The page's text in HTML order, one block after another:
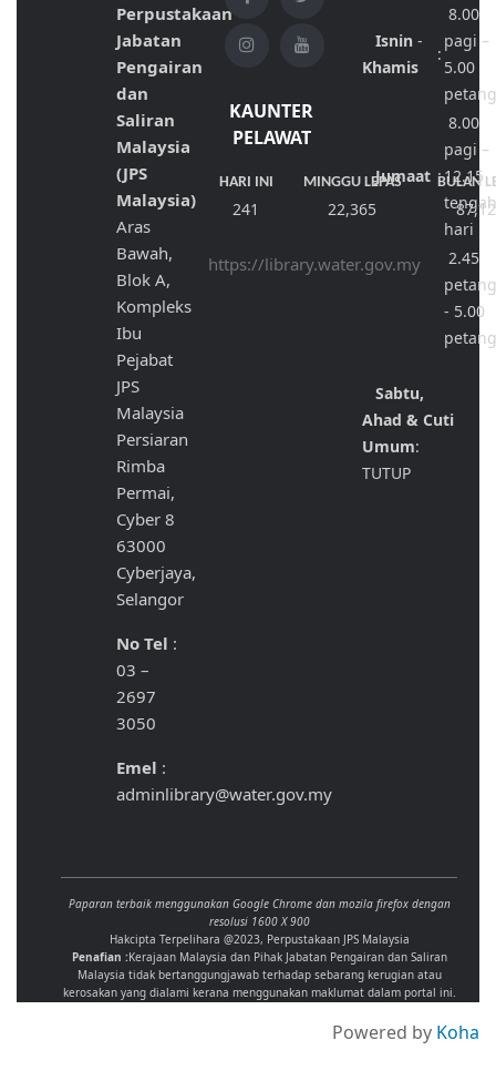
Perpustakaan
Jabatan
Pengairan
dan
Saliran
Malaysia
(JPS
Malaysia)
Aras
Bawah,
Blok A,
Kompleks
Ibu
Pejabat
JPS
Malaysia
Persiaran
Rimba
Permai,
Cyber 8
63000
Cyberjaya,
Selangor
No Tel :
03 –
2697
3050
Emel :
adminlibrary@water.gov.my
KAUNTER
PELAWAT
HARI INI MINGGU LEPAS BULAN
241 22,365
https://library.water.gov.my
Isnin-
Khamis
:
8.00
pagi –
5.00
Jumaat :
8.00
pagi –
12.15
hari
2.45
- 5.00
Sabtu,
Ahad & Cuti
Umum:
TUTUP
Paparan terbaik menggunakan Google Chrome dan mozila firefox dengan
resolusi 1600 X 900
Hakcipta Terpelihara @2023, Perpustakaan JPS Malaysia
Penafian :Kerajaan Malaysia dan Pihak Jabatan Pengairan dan Saliran
Malaysia tidak bertanggungjawab terhadap sebarang kerugian atau
kerosakan yang dialami kerana menggunakan maklumat dalam portal ini.
Powered by Koha